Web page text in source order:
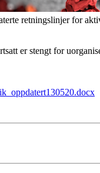
retningslinjer for
er stengt for